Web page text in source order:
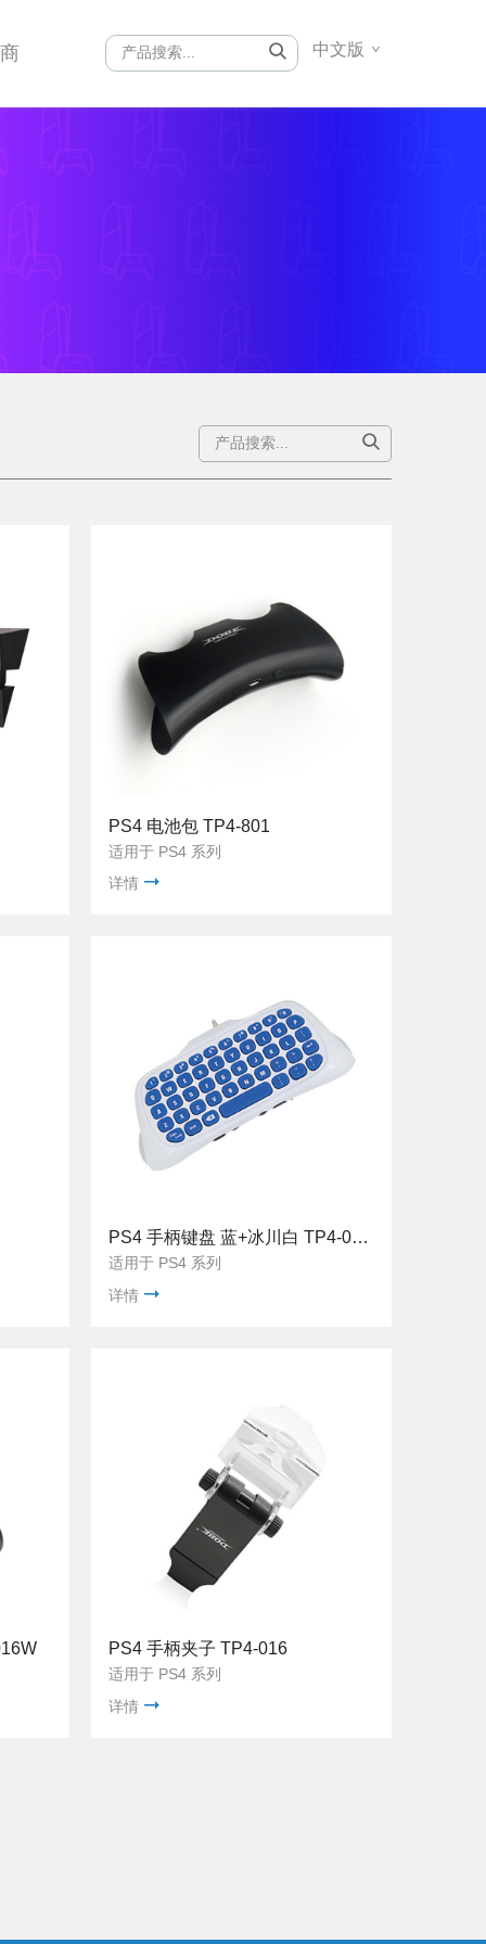
中文版
PS4 电池包 TP4-801
适用于 PS4 系列
详情
PS4 手柄键盘 蓝+冰川白 TP4-022W
适用于 PS4 系列
详情
PS4 手柄夹子 TP4-016
适用于 PS4 系列
详情